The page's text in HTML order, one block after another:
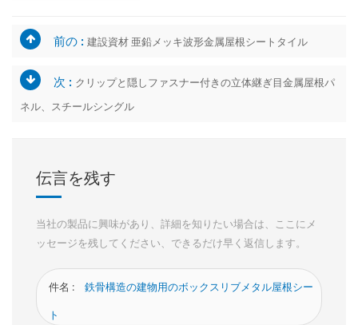
前の : 建設資材 亜鉛メッキ波形金属屋根シートタイル
次 : クリップと隠しファスナー付きの立体継ぎ目金属屋根パ
ネル、スチールシングル
伝言を残す
当社の製品に興味があり、詳細を知りたい場合は、ここにメ
ッセージを残してください、できるだけ早く返信します。
件名 :
鉄骨構造の建物用のボックスリブメタル屋根シー
ト